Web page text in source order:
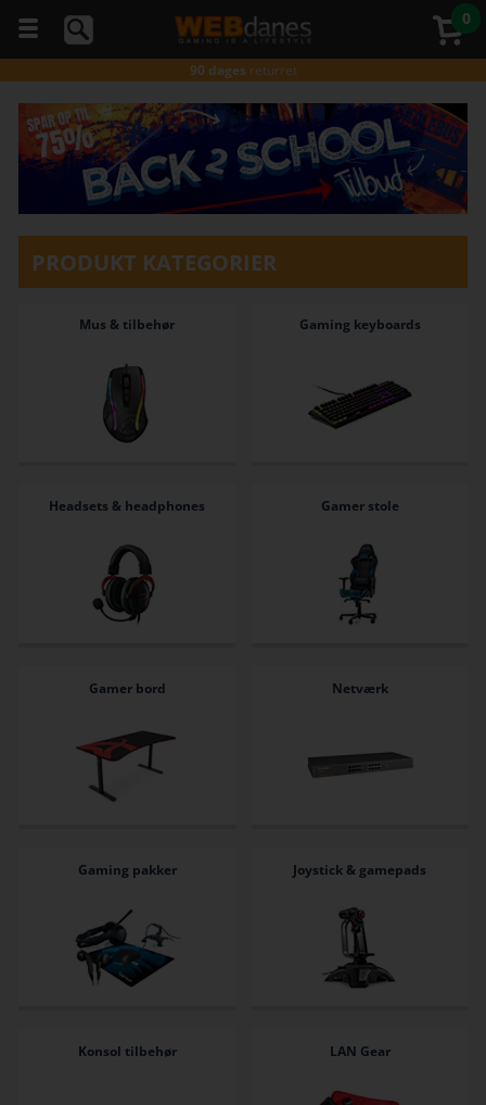
Du kan
altid
ringe
til os
98374333
(hverdage
kl. 10-
16)
0
5 stjernerpå Trustpilot
Gratis fragt*
ved køb over 499,-
90 dages returret
Godkendtaf E-mærket
Gratis fragt*
ved køb over 499,-
5 stjerner på Trustpilot
Gratis fragt*
ved køb over 499,-
PRODUKT KATEGORIER
Mus & tilbehør Gaming keyboards
Headsets & headphones Gamer stole
Gamer bord Netværk
Gaming pakker Joystick & gamepads
Konsol tilbehør LAN Gear